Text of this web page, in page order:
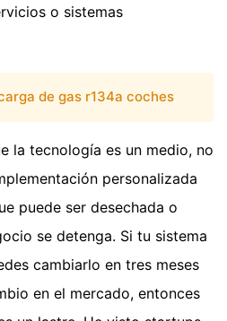
o sistemas
de gas r134a coches
la tecnología es un medio, no
personalizada
puede ser desechada o
se detenga. Si tu sistema
cambiarlo en tres meses
en el mercado, entonces